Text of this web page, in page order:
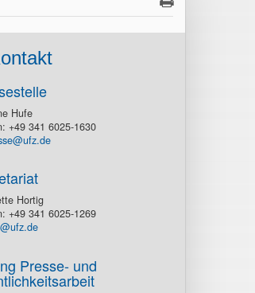
Hufe
+49 341 6025-1630
Hortig
+49 341 6025-1269
Presse- und